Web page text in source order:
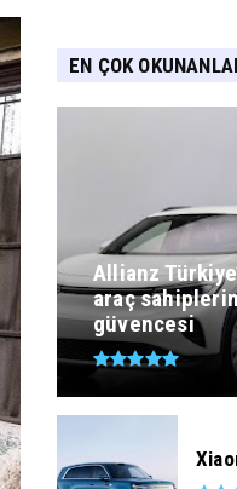
EN ÇOK
Allianz
araç
güvencesi